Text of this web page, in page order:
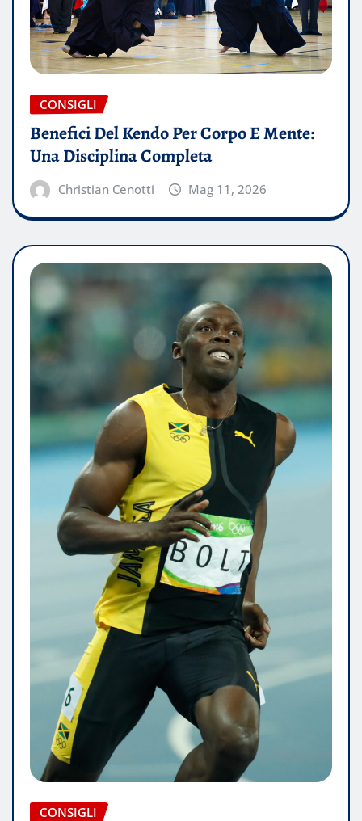
CONSIGLI
Benefici Del Kendo Per Corpo E Mente:
Una Disciplina Completa
Christian Cenotti Mag 11, 2026
CONSIGLI